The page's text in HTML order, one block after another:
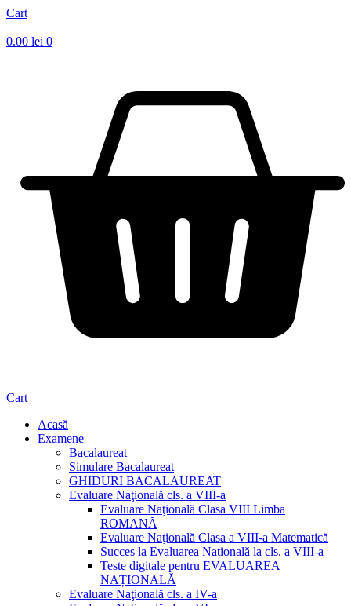
Cart
0.00 lei 0
Cart
Acasă
Examene
Bacalaureat
Simulare Bacalaureat
GHIDURI BACALAUREAT
Evaluare Naţională cls. a VIII-a
Evaluare Naţională Clasa VIII Limba
ROMANĂ
Evaluare Naţională Clasa a VIII-a Matematică
Succes la Evaluarea Națională la cls. a VIII-a
Teste digitale pentru EVALUAREA
NAȚIONALĂ
Evaluare Naţională cls. a IV-a